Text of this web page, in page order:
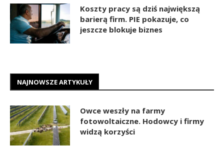
Koszty pracy są dziś największą
barierą firm. PIE pokazuje, co
jeszcze blokuje biznes
NAJNOWSZE ARTYKUŁY
Owce weszły na farmy
fotowoltaiczne. Hodowcy i firmy
widzą korzyści